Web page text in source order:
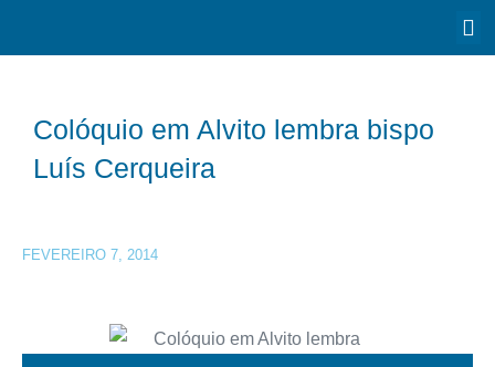
Colóquio em Alvito lembra bispo
Luís Cerqueira
FEVEREIRO 7, 2014